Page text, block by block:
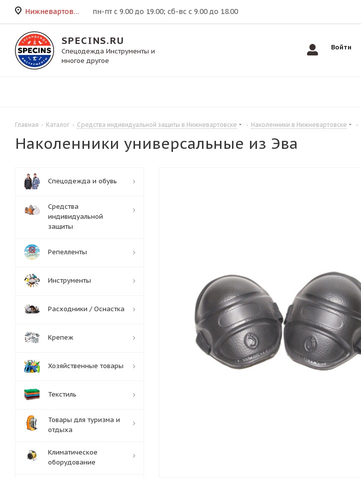
Нижневартовск пн-пт с 9.00 до 19.00; сб-вс с 9.00 до 18.00
SPECINS.RU
Спецодежда Инструменты и
многое другое
Войти
Главная - Каталог - Средства индивидуальной защиты в Нижневартовске - Наколенники в Нижневартовске -
Наколенники универсальные из Эва
Спецодежда и обувь
Средства
индивидуальной
защиты
Репелленты
Инструменты
Расходники / Оснастка
Крепеж
Хозяйственные товары
Текстиль
Товары для туризма и
отдыха
Климатическое
оборудование